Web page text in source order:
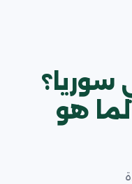
سوريا؟
هو